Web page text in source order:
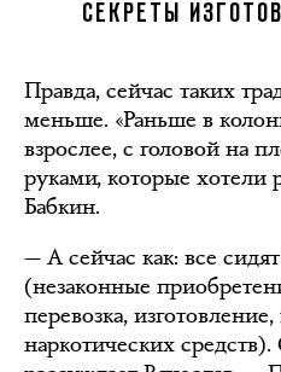
СЕКРЕТЫ
Правда, сейчас таких
меньше. «Раньше в
взрослее, с головой на
руками, которые хотели
Бабкин.
— А сейчас как: все
(незаконные
перевозка,
наркотических